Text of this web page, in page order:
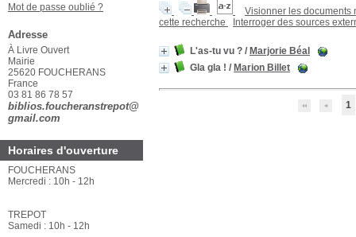
Visionner les documents
cette recherche
Interroger des sources
L'as-tu vu ? / Marjorie Béal
Gla gla ! / Marion Billet
1
Mot de passe oublié ?
Adresse
À Livre Ouvert
Mairie
25620 FOUCHERANS
France
03 81 86 78 57
biblios.foucheranstrepot@
gmail.com
Horaires d'ouverture
FOUCHERANS
Mercredi : 10h - 12h
TREPOT
Samedi : 10h - 12h